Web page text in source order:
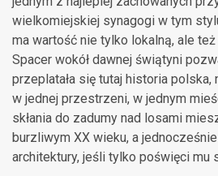
wielkomiejskiej synagogi w tym
ma wartość nie tylko lokalną, ale
Spacer wokół dawnej świątyni
przeplatała się tutaj historia
w jednej przestrzeni, w jednym
skłania do zadumy nad losami
burzliwym XX wieku, a
architektury, jeśli tylko poświęci mu